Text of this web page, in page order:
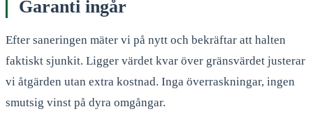
Garanti ingår
Efter saneringen mäter vi på nytt och bekräftar att halten
faktiskt sjunkit. Ligger värdet kvar över gränsvärdet justerar
vi åtgärden utan extra kostnad. Inga överraskningar, ingen
smutsig vinst på dyra omgångar.